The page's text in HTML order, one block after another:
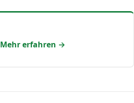
Mehr erfahren →